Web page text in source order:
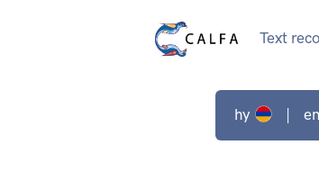
Text
hy | en